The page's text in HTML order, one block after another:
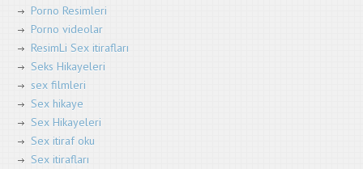
Porno Resimleri
Porno videolar
ResimLi Sex itirafları
Seks Hikayeleri
sex filmleri
Sex hikaye
Sex Hikayeleri
Sex itiraf oku
Sex itirafları